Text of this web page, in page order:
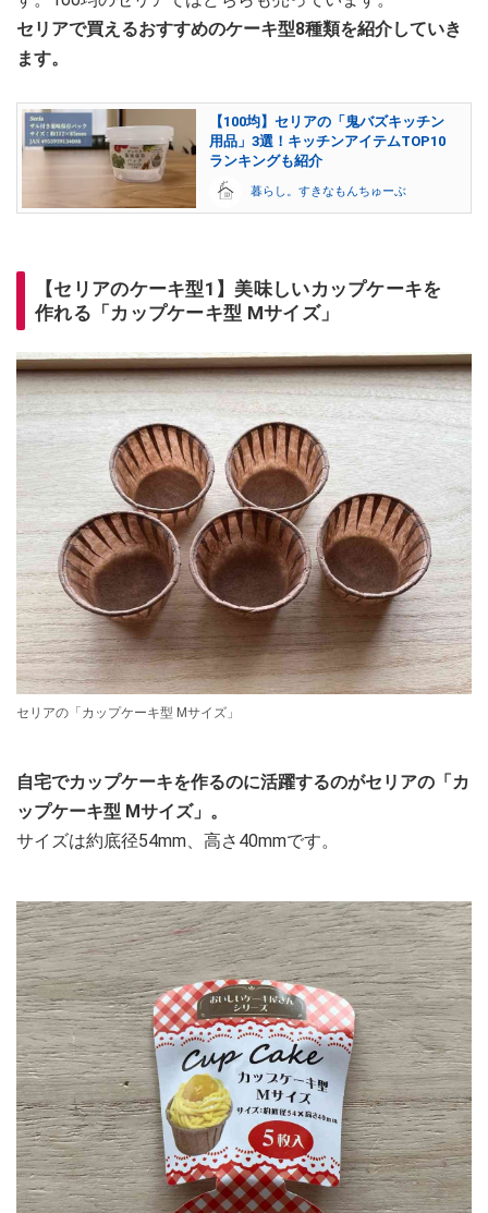
セリアで買えるおすすめのケーキ型8種類を紹介していき
ます。
【100均】セリアの「鬼バズキッチン
用品」3選！キッチンアイテムTOP10
ランキングも紹介
暮らし。すきなもんちゅーぶ
【セリアのケーキ型1】美味しいカップケーキを
作れる「カップケーキ型 Mサイズ」
セリアの「カップケーキ型 Mサイズ」
自宅でカップケーキを作るのに活躍するのがセリアの「カ
ップケーキ型 Mサイズ」。
サイズは約底径54mm、高さ40mmです。